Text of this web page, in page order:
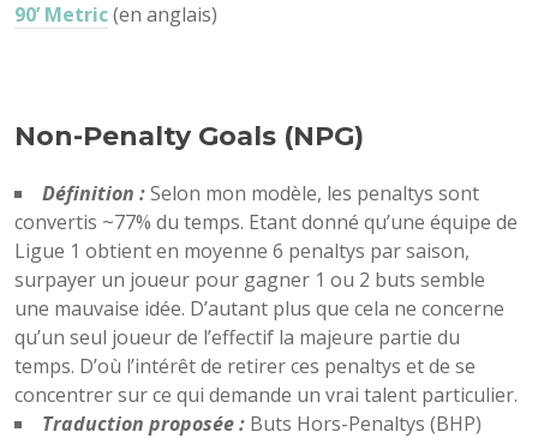
90’ Metric(en anglais)
Non-Penalty Goals (NPG)
Définition :Selon mon modèle, les penaltys sont
convertis ~77% du temps. Etant donné qu’une équipe de
Ligue 1 obtient en moyenne 6 penaltys par saison,
surpayer un joueur pour gagner 1 ou 2 buts semble
une mauvaise idée. D’autant plus que cela ne concerne
qu’un seul joueur de l’effectif la majeure partie du
temps. D’où l’intérêt de retirer ces penaltys et de se
concentrer sur ce qui demande un vrai talent particulier.
Traduction proposée : Buts Hors-Penaltys (BHP)